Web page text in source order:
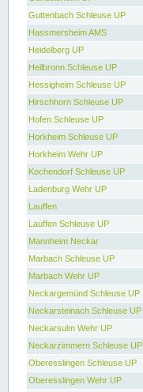
Guttenbach Schleuse UP
Hassmersheim AMS
Heidelberg UP
Heilbronn Schleuse UP
Hessigheim Schleuse UP
Hirschhorn Schleuse UP
Hofen Schleuse UP
Horkheim Schleuse UP
Horkheim Wehr UP
Kochendorf Schleuse UP
Ladenburg Wehr UP
Lauffen
Lauffen Schleuse UP
Mannheim Neckar
Marbach Schleuse UP
Marbach Wehr UP
Neckargemünd Schleuse UP
Neckarsteinach Schleuse UP
Neckarsulm Wehr UP
Neckarzimmern Schleuse UP
Oberesslingen Schleuse UP
Oberesslingen Wehr UP